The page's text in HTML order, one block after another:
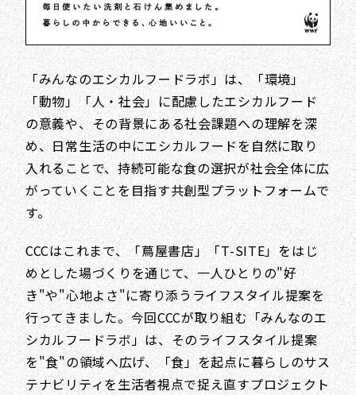
「みんなのエシカルフードラボ」は、「環境」
「動物」「人・社会」に配慮したエシカルフード
の意義や、その背景にある社会課題への理解を深
め、日常生活の中にエシカルフードを自然に取り
入れることで、持続可能な食の選択が社会全体に広
がっていくことを目指す共創型プラットフォームで
す。
CCCはこれまで、「蔦屋書店」「T-SITE」をはじ
めとした場づくりを通じて、一人ひとりの"好
き"や"心地よさ"に寄り添うライフスタイル提案を
行ってきました。今回CCCが取り組む「みんなのエ
シカルフードラボ」は、そのライフスタイル提案
を"食"の領域へ広げ、「食」を起点に暮らしのサス
テナビリティを生活者視点で捉え直すプロジェクト